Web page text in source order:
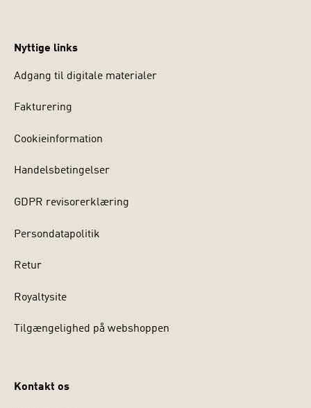
Nyttige links
Adgang til digitale materialer
Fakturering
Cookieinformation
Handelsbetingelser
GDPR revisorerklæring
Persondatapolitik
Retur
Royaltysite
Tilgængelighed på webshoppen
Kontakt os